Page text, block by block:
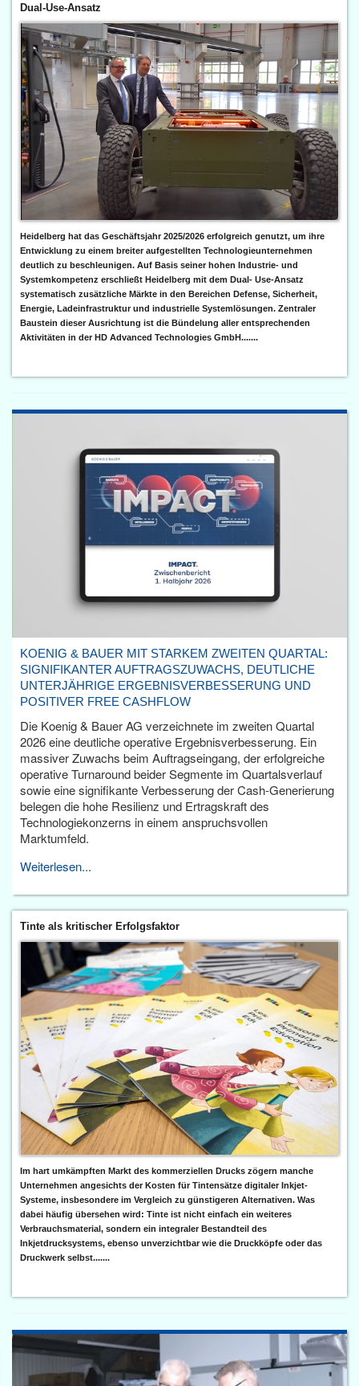
Dual-Use-Ansatz
Heidelberg hat das Geschäftsjahr 2025/2026 erfolgreich genutzt, um ihre
Entwicklung zu einem breiter aufgestellten Technologieunternehmen
deutlich zu beschleunigen. Auf Basis seiner hohen Industrie- und
Systemkompetenz erschließt Heidelberg mit dem Dual- Use-Ansatz
systematisch zusätzliche Märkte in den Bereichen Defense, Sicherheit,
Energie, Ladeinfrastruktur und industrielle Systemlösungen. Zentraler
Baustein dieser Ausrichtung ist die Bündelung aller entsprechenden
Aktivitäten in der HD Advanced Technologies GmbH.......
KOENIG & BAUER MIT STARKEM ZWEITEN QUARTAL:
SIGNIFIKANTER AUFTRAGSZUWACHS, DEUTLICHE
UNTERJÄHRIGE ERGEBNISVERBESSERUNG UND
POSITIVER FREE CASHFLOW
Die Koenig & Bauer AG verzeichnete im zweiten Quartal
2026 eine deutliche operative Ergebnisverbesserung. Ein
massiver Zuwachs beim Auftragseingang, der erfolgreiche
operative Turnaround beider Segmente im Quartalsverlauf
sowie eine signifikante Verbesserung der Cash-Generierung
belegen die hohe Resilienz und Ertragskraft des
Technologiekonzerns in einem anspruchsvollen
Marktumfeld.
Weiterlesen...
Tinte als kritischer Erfolgsfaktor
Im hart umkämpften Markt des kommerziellen Drucks zögern manche
Unternehmen angesichts der Kosten für Tintensätze digitaler Inkjet-
Systeme, insbesondere im Vergleich zu günstigeren Alternativen. Was
dabei häufig übersehen wird: Tinte ist nicht einfach ein weiteres
Verbrauchsmaterial, sondern ein integraler Bestandteil des
Inkjetdrucksystems, ebenso unverzichtbar wie die Druckköpfe oder das
Druckwerk selbst.......